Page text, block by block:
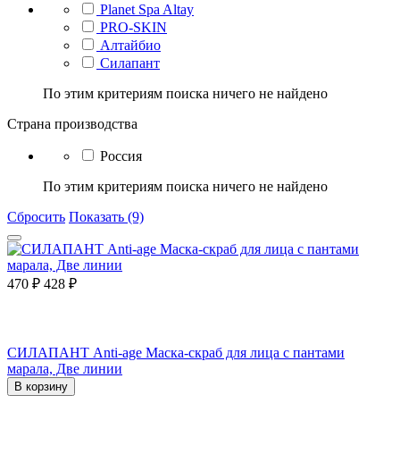
Planet Spa Altay
PRO-SKIN
Алтайбио
Силапант
По этим критериям поиска ничего не найдено
Страна производства
Россия
По этим критериям поиска ничего не найдено
Сбросить Показать (9)
470 ₽ 428 ₽
СИЛАПАНТ Anti-age Маска-скраб для лица с пантами
марала, Две линии
В корзину